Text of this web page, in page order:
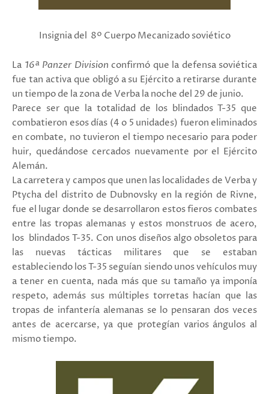
Insignia del 8º Cuerpo Mecanizado soviético
La 16ª Panzer Division confirmó que la defensa soviética
fue tan activa que obligó a su Ejército a retirarse durante
un tiempo de la zona de Verba la noche del 29 de junio.
Parece ser que la totalidad de los blindados T-35 que
combatieron esos días (4 o 5 unidades) fueron eliminados
en combate, no tuvieron el tiempo necesario para poder
huir, quedándose cercados nuevamente por el Ejército
Alemán.
La carretera y campos que unen las localidades de Verba y
Ptycha del distrito de Dubnovsky en la región de Rivne,
fue el lugar donde se desarrollaron estos fieros combates
entre las tropas alemanas y estos monstruos de acero,
los blindados T-35. Con unos diseños algo obsoletos para
las nuevas tácticas militares que se estaban
estableciendo los T-35 seguían siendo unos vehículos muy
a tener en cuenta, nada más que su tamaño ya imponía
respeto, además sus múltiples torretas hacían que las
tropas de infantería alemanas se lo pensaran dos veces
antes de acercarse, ya que protegían varios ángulos al
mismo tiempo.